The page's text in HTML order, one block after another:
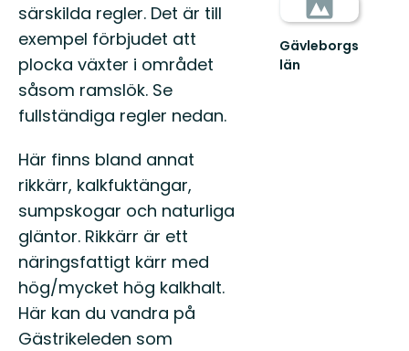
särskilda regler. Det är till
exempel förbjudet att
plocka växter i området
såsom ramslök. Se
fullständiga regler nedan.
Här finns bland annat
rikkärr, kalkfuktängar,
sumpskogar och naturliga
gläntor. Rikkärr är ett
näringsfattigt kärr med
hög/mycket hög kalkhalt.
Här kan du vandra på
Gästrikeleden som
Gävleborgs
län